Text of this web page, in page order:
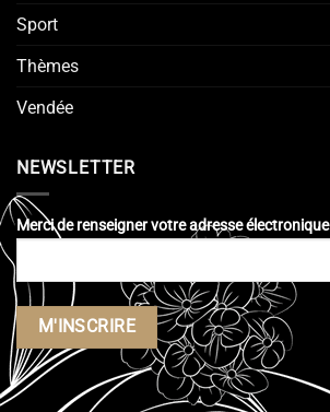
Sport
Thèmes
Vendée
NEWSLETTER
Merci de renseigner votre adresse électronique